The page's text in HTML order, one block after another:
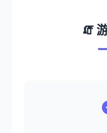
🧯